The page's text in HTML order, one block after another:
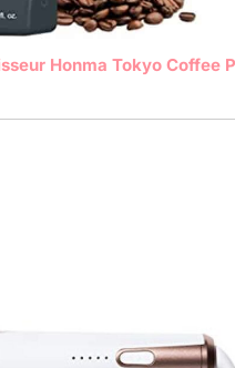
Honma Tokyo Coffee